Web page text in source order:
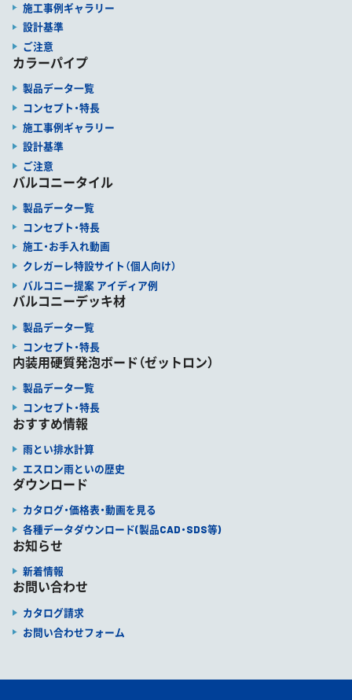
施工事例ギャラリー
設計基準
ご注意
カラーパイプ
製品データ一覧
コンセプト・特長
施工事例ギャラリー
設計基準
ご注意
バルコニータイル
製品データ一覧
コンセプト・特長
施工・お手入れ動画
クレガーレ特設サイト（個人向け）
バルコニー提案 アイディア例
バルコニーデッキ材
製品データ一覧
コンセプト・特長
内装用硬質発泡ボード（ゼットロン）
製品データ一覧
コンセプト・特長
おすすめ情報
雨とい排水計算
エスロン雨といの歴史
ダウンロード
カタログ・価格表・動画を見る
各種データダウンロード(製品CAD・SDS等)
お知らせ
新着情報
お問い合わせ
カタログ請求
お問い合わせフォーム